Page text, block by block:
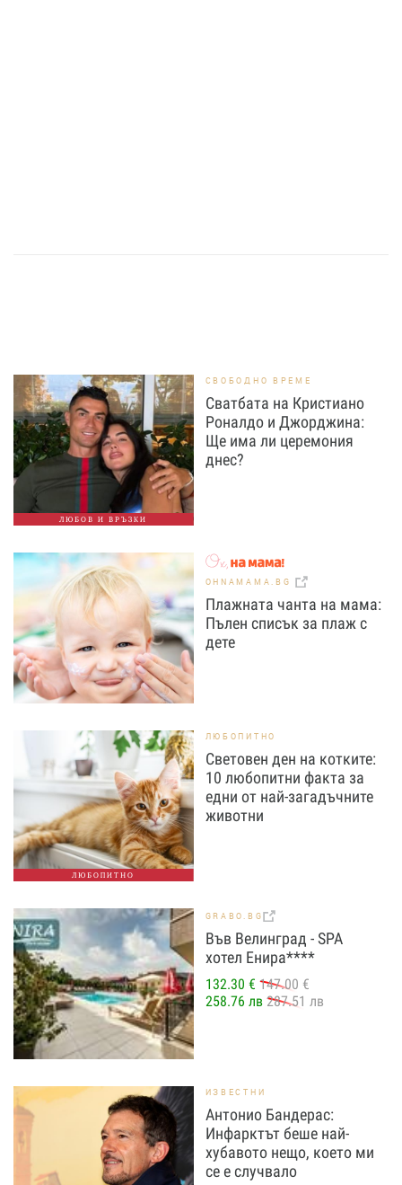
ЛЮБОВ И ВРЪЗКИ
СВОБОДНО ВРЕМЕ
Сватбата на Кристиано
Роналдо и Джорджина:
Ще има ли церемония
днес?
OHNAMAMA.BG
Плажната чанта на мама:
Пълен списък за плаж с
дете
ЛЮБОПИТНО
ЛЮБОПИТНО
Световен ден на котките:
10 любопитни факта за
едни от най-загадъчните
животни
GRABO.BG
Във Велинград - SPA
хотел Енира****
132.30 € 147.00 €
258.76 лв 287.51 лв
ИЗВЕСТНИ
Антонио Бандерас:
Инфарктът беше най-
хубавото нещо, което ми
се е случвало